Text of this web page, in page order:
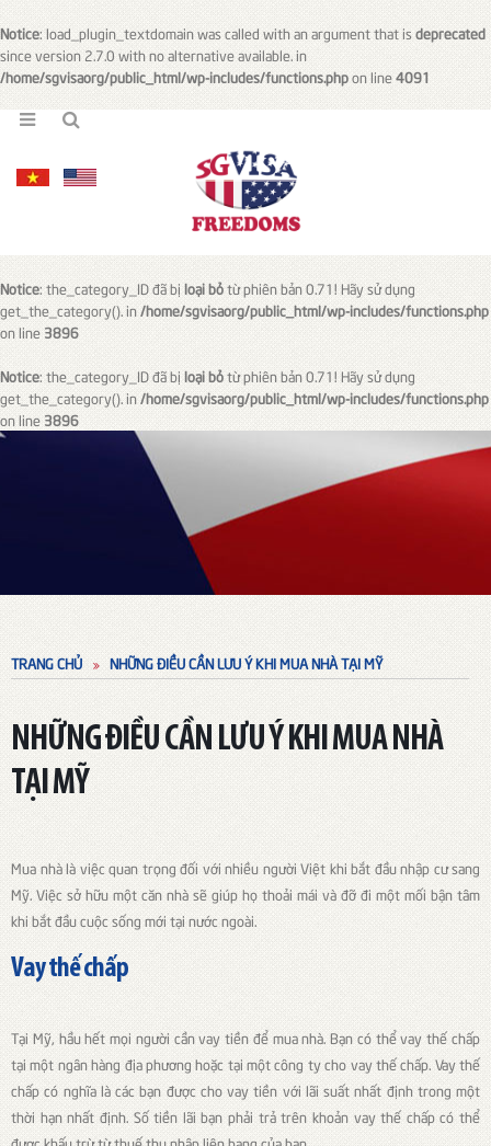
Notice: load_plugin_textdomain was called with an argument that isdeprecated
since version 2.7.0 with no alternative available. in
/home/sgvisaorg/public_html/wp-includes/functions.phpon line4091
Notice: the_category_ID đã bị loại bỏtừ phiên bản 0.71! Hãy sử dụng
get_the_category(). in/home/sgvisaorg/public_html/wp-includes/functions.php
on line3896
Notice: the_category_ID đã bị loại bỏtừ phiên bản 0.71! Hãy sử dụng
get_the_category(). in/home/sgvisaorg/public_html/wp-includes/functions.php
on line3896
TRANG CHỦ NHỮNG ĐIỀU CẦN LƯU Ý KHI MUA NHÀ TẠI MỸ
NHỮNG ĐIỀU CẦN LƯU Ý KHI MUA NHÀ
TẠI MỸ
Mua nhà là việc quan trọng đối với nhiều người Việt khi bắt đầu nhập cư sang
Mỹ. Việc sở hữu một căn nhà sẽ giúp họ thoải mái và đỡ đi một mối bận tâm
khi bắt đầu cuộc sống mới tại nước ngoài.
Vay thế chấp
Tại Mỹ, hầu hết mọi người cần vay tiền để mua nhà. Bạn có thể vay thế chấp
tại một ngân hàng địa phương hoặc tại một công ty cho vay thế chấp. Vay thế
chấp có nghĩa là các bạn được cho vay tiền với lãi suất nhất định trong một
thời hạn nhất định. Số tiền lãi bạn phải trả trên khoản vay thế chấp có thể